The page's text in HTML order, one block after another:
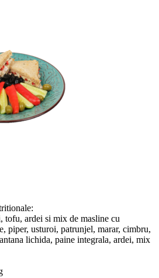
tofu, ardei si mix de masline cu
piper, usturoi, patrunjel, marar, cimbru,
lichida, paine integrala, ardei, mix